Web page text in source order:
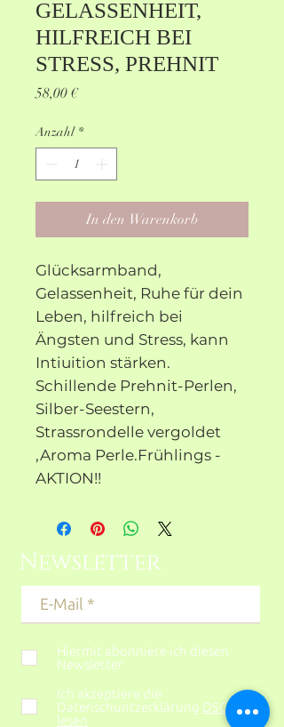
GELASSENHEIT,
HILFREICH BEI
STRESS, PREHNIT
58,00 €Preis
Anzahl *
In den Warenkorb
Glücksarmband,
Gelassenheit, Ruhe für dein
Leben, hilfreich bei
Ängsten und Stress, kann
Intiuition stärken.
Schillende Prehnit-Perlen,
Silber-Seestern,
Strassrondelle vergoldet
,Aroma Perle.Frühlings -
AKTION!!
Newsletter
Hiermit abonniere ich diesen
Newsletter
Ich akzeptiere die
Datenschuntzerklärung DSGVO
lesen